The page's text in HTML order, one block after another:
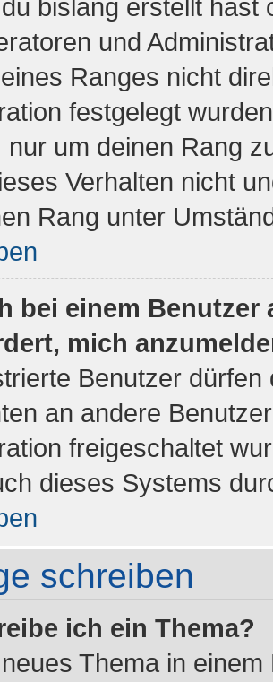
bislang erstellt
und
Ranges nicht
festgelegt
nur um deinen Rang
Verhalten nicht
Rang unter
bei einem
mich
Benutzer
an andere
freigeschaltet
dieses Systems
schreiben
ich ein Thema?
Thema in